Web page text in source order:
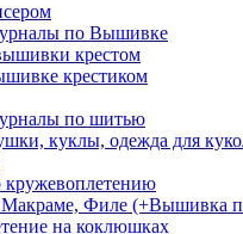
по Вышивке
крестом
крестиком
по шитью
куклы, одежда для
Филе (+Вышивка
на коклюшках